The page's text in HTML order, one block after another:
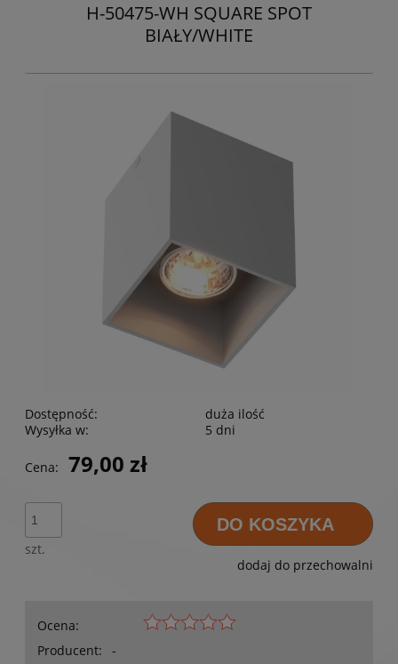
H-50475-WH SQUARE SPOT
BIAŁY/WHITE
Dostępność:
duża ilość
Wysyłka w:
5 dni
Cena: 79,00 zł
szt.
DO KOSZYKA
dodaj do przechowalni
Ocena:
Producent:
-